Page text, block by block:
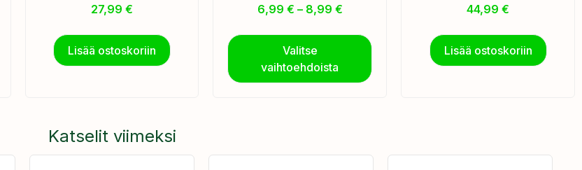
27,99 €
Lisää ostoskoriin
6,99 € – 8,99 €
Valitse
vaihtoehdoista
44,99€
Lisää ostoskoriin
Katselit viimeksi